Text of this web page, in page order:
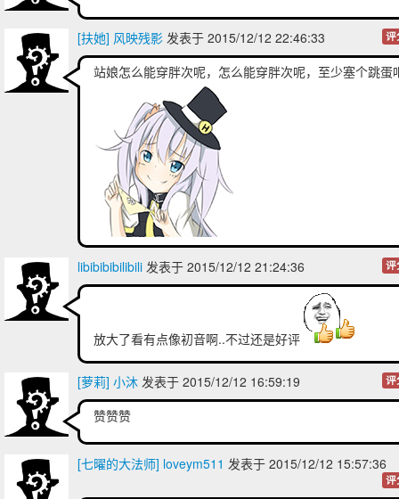
[扶她] 风映残影 发表于 2015/12/12 22:46:33 评
站娘怎么能穿胖次呢，怎么能穿胖次呢，至少塞个跳蛋
libibibibilibili 发表于 2015/12/12 21:24:36 评
放大了看有点像初音啊..不过还是好评
[萝莉] 小沐 发表于 2015/12/12 16:59:19 评
赞赞赞
[七曜的大法师] loveym511 发表于 2015/12/12 15:57:36
评